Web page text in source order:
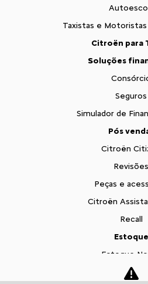
Taxistas e
Citroën para
Soluções
Seguros
Simulador de
Pós
Citroën
Revisões
Peças e
Citroën
Recall
Estoque
Estoque
Seminovos